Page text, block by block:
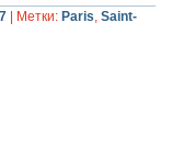
Метки: Paris,Saint-